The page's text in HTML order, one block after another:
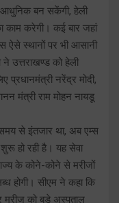
बन सकेंगी, हेली
करेगी। कई बार जहां
ऐसे स्थानों पर भी आसानी
उत्तराखण्ड को हेली
प्रधानमंत्री नरेंद्र मोदी,
मंत्री राम मोहन नायडू
से इंतजार था, अब एम्स
हो रही है। यह सेवा
के कोने-कोने से मरीजों
होगी। सीएम ने कहा कि
मरीज को बड़े अस्पताल